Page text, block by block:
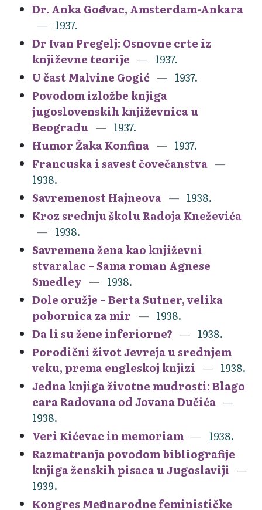
Dr. Anka Gođevac, Amsterdam-Ankara
1937.
Dr Ivan Pregelj: Osnovne crte iz
književne teorije
1937.
U čast Malvine Gogić
1937.
Povodom izložbe knjiga
jugoslovenskih književnica u
Beogradu
1937.
Humor Žaka Konfina
1937.
Francuska i savest čovečanstva
1938.
Savremenost Hajneova
1938.
Kroz srednju školu Radoja Kneževića
1938.
Savremena žena kao književni
stvaralac – Sama roman Agnese
Smedley
1938.
Dole oružje – Berta Sutner, velika
pobornica za mir
1938.
Da li su žene inferiorne?
1938.
Porodični život Jevreja u srednjem
veku, prema engleskoj knjizi
1938.
Jedna knjiga životne mudrosti: Blago
cara Radovana od Jovana Dučića
1938.
Veri Kićevac in memoriam
1938.
Razmatranja povodom bibliografije
knjiga ženskih pisaca u Jugoslaviji
1939.
Kongres Međunarodne feminističke